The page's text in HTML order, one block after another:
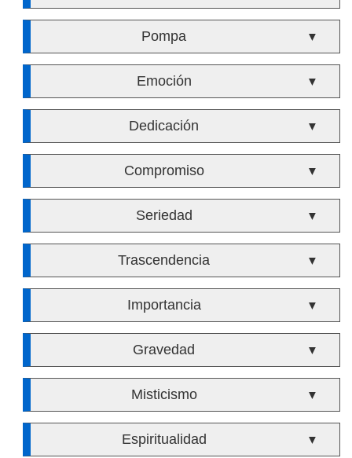
Pompa ▼
Emoción ▼
Dedicación ▼
Compromiso ▼
Seriedad ▼
Trascendencia ▼
Importancia ▼
Gravedad ▼
Misticismo ▼
Espiritualidad ▼